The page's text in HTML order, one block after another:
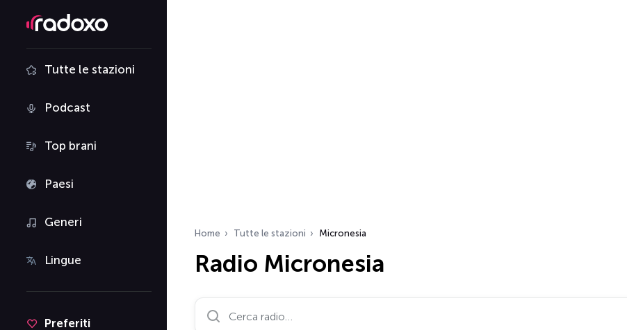
Tutte le stazioni
Podcast
Top brani
Paesi
Generi
Lingue
Preferiti
Home Tutte le stazioni Micronesia
Radio Micronesia
Cerca radio…